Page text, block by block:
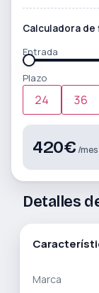
Calculadora
Entrada
Plazo
24 36
420€ /mes
Detalles
Marca